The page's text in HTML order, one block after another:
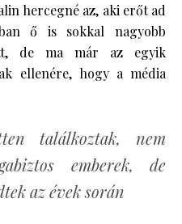
hercegné az, aki erőt ad
ő is sokkal nagyobb
de ma már az egyik
ellenére, hogy a média
találkoztak, nem
emberek, de
az évek során